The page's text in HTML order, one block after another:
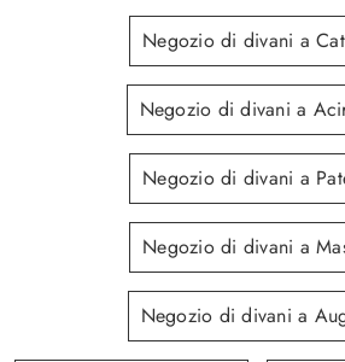
Negozio di divani a
Negozio di divani a
Negozio di divani a
Negozio di divani a
Negozio di divani a